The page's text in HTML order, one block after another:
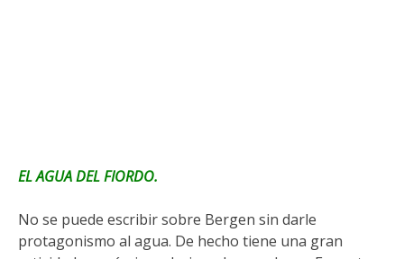
EL AGUA DEL FIORDO.
No se puede escribir sobre Bergen sin darle
protagonismo al agua. De hecho tiene una gran